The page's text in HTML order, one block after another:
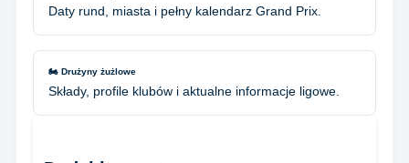
Daty rund, miasta i pełny kalendarz Grand Prix.
🏍️ Drużyny żużlowe
Składy, profile klubów i aktualne informacje ligowe.